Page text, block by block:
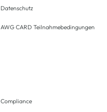
Datenschutz
AWG CARD Teilnahmebedingungen
Compliance